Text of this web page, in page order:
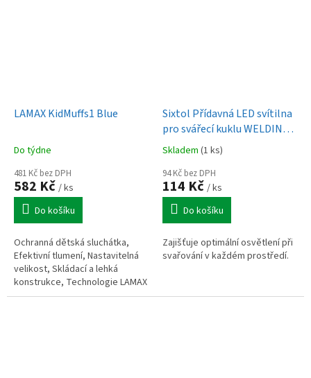
LAMAX KidMuffs1 Blue
Do týdne
481 Kč bez DPH
582 Kč / ks
Do košíku
Ochranná dětská sluchátka,
Efektivní tlumení, Nastavitelná
velikost, Skládací a lehká
konstrukce, Technologie LAMAX SafeSound®, Vyrobeno
z LAMAX SAFE-MATERIALS™ (bez
Sixtol Přídavná LED svítilna
pro svářecí kuklu WELDING
LAMP
Skladem (1 ks)
94 Kč bez DPH
114 Kč / ks
Do košíku
Zajišťuje optimální osvětlení při
svařování v každém prostředí.